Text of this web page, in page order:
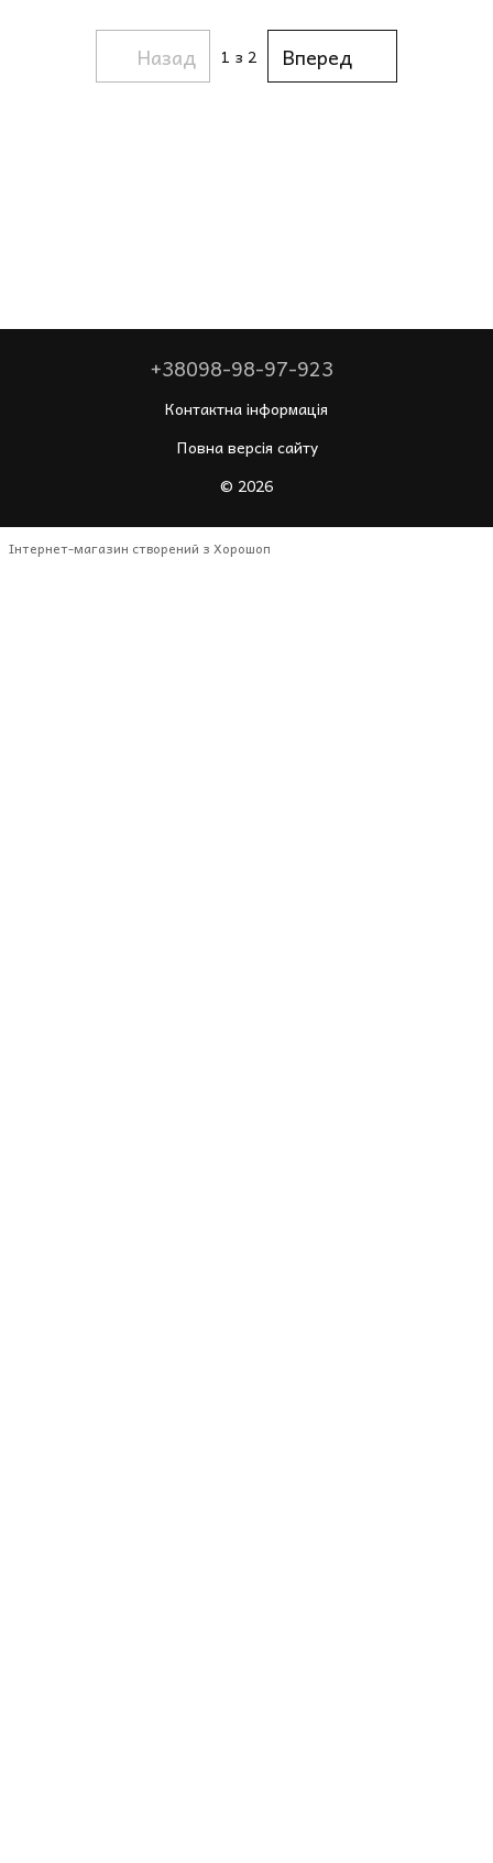
Назад 1 з 2 Вперед
+38098-98-97-923
Контактна інформація
Повна версія сайту
© 2026
Інтернет-магазин створений з Хорошоп